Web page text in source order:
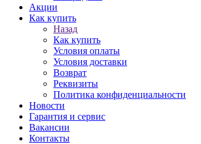
Акции
Как купить
Назад
Как купить
Условия оплаты
Условия доставки
Возврат
Реквизиты
Политика конфиденциальности
Новости
Гарантия и сервис
Вакансии
Контакты